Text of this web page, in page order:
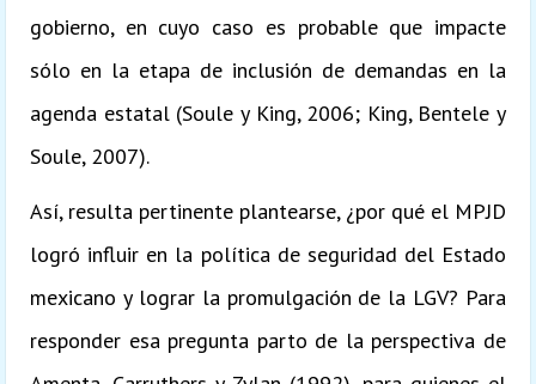
gobierno, en cuyo caso es probable que impacte
sólo en la etapa de inclusión de demandas en la
agenda estatal (Soule y King, 2006; King, Bentele y
Soule, 2007).
Así, resulta pertinente plantearse, ¿por qué el MPJD
logró influir en la política de seguridad del Estado
mexicano y lograr la promulgación de la LGV? Para
responder esa pregunta parto de la perspectiva de